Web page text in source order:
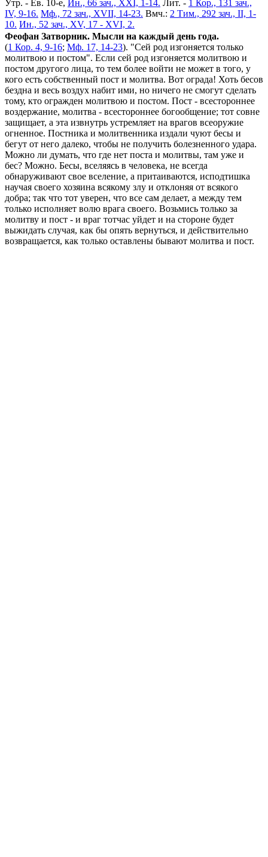
Утр. - Ев. 10-е, Ин., 66 зач., XXI, 1-14. Лит. - 1 Кор., 131 зач.,
IV, 9-16. Мф., 72 зач., XVII, 14-23. Вмч.: 2 Тим., 292 зач., II, 1-
10. Ин., 52 зач., XV, 17 - XVI, 2.
Феофан Затворник. Мысли на каждый день года.
(1 Кор. 4, 9-16; Мф. 17, 14-23). "Сей род изгоняется только
молитвою и постом". Если сей род изгоняется молитвою и
постом другого лица, то тем более войти не может в того, у
кого есть собственный пост и молитва. Вот ограда! Хоть бесов
бездна и весь воздух набит ими, но ничего не смогут сделать
тому, кто огражден молитвою и постом. Пост - всестороннее
воздержание, молитва - всестороннее богообщение; тот совне
защищает, а эта извнутрь устремляет на врагов всеоружие
огненное. Постника и молитвенника издали чуют бесы и
бегут от него далеко, чтобы не получить болезненного удара.
Можно ли думать, что где нет поста и молитвы, там уже и
бес? Можно. Бесы, вселяясь в человека, не всегда
обнаруживают свое вселение, а притаиваются, исподтишка
научая своего хозяина всякому злу и отклоняя от всякого
добра; так что тот уверен, что все сам делает, а между тем
только исполняет волю врага своего. Возьмись только за
молитву и пост - и враг тотчас уйдет и на стороне будет
выжидать случая, как бы опять вернуться, и действительно
возвращается, как только оставлены бывают молитва и пост.